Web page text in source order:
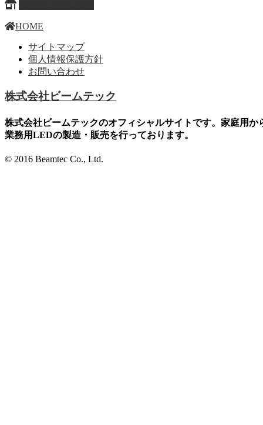
HOME
サイトマップ
個人情報保護方針
お問い合わせ
株式会社ビームテック
株式会社ビームテックのオフィシャルサイトです。家庭用か
業務用LEDの製造・販売を行っております。
© 2016 Beamtec Co., Ltd.